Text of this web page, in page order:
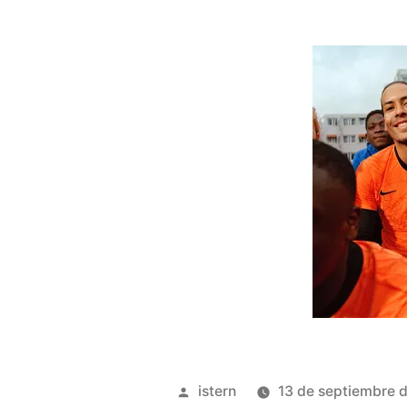
Publicado
istern 13 de septiembre